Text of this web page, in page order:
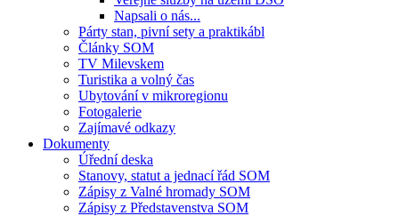
Napsali o nás...
Párty stan, pivní sety a praktikábl
Články SOM
TV Milevskem
Turistika a volný čas
Ubytování v mikroregionu
Fotogalerie
Zajímavé odkazy
Dokumenty
Úřední deska
Stanovy, statut a jednací řád SOM
Zápisy z Valné hromady SOM
Zápisy z Představenstva SOM